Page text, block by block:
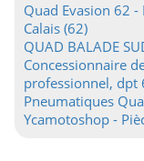
Quad Evasion 62 -
Calais (62)
QUAD BALADE
Concessionnaire
professionnel, dpt
Pneumatiques
Ycamotoshop -